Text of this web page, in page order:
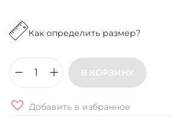
Как определить размер?
л
В КОРЗИНУ
Добавить в избранное